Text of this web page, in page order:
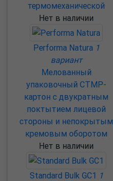
термомеханической
Нет в наличии
Performa Natura 1
вариант
Мелованный
упаковочный CTMP-
картон с двукратным
поктытием лицевой
стороны и непокрытым
кремовым оборотом
Нет в наличии
Standard Bulk GC1 1